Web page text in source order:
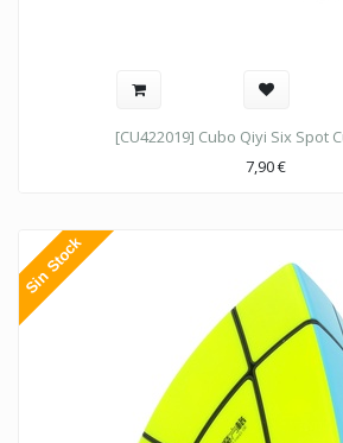
[CU422019] Cubo Qiyi Six Spot
7,90€
Sin Stock